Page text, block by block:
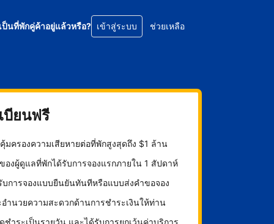
ป็นที่พักคู่ค้าอยู่แล้วหรือ? เข้าสู่ระบบ ช่วยเหลือ
บียนฟรี
มครองความเสียหายต่อที่พักสูงสุดถึง $1 ล้าน
องผู้ดูแลที่พักได้รับการจองแรกภายใน 1 สัปดาห์
บการจองแบบยืนยันทันทีหรือแบบส่งคำขอจอง
อำนวยความสะดวกด้านการชำระเงินให้ท่าน
ชำระเป็นรายวัน และได้รับการยกเว้นค่าบริการ